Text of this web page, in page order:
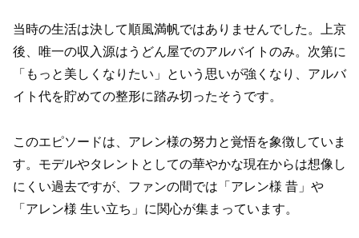
当時の生活は決して順風満帆ではありませんでした。上京
後、唯一の収入源はうどん屋でのアルバイトのみ。次第に
「もっと美しくなりたい」という思いが強くなり、アルバ
イト代を貯めての整形に踏み切ったそうです。
このエピソードは、アレン様の努力と覚悟を象徴していま
す。モデルやタレントとしての華やかな現在からは想像し
にくい過去ですが、ファンの間では「アレン様 昔」や
「アレン様 生い立ち」に関心が集まっています。